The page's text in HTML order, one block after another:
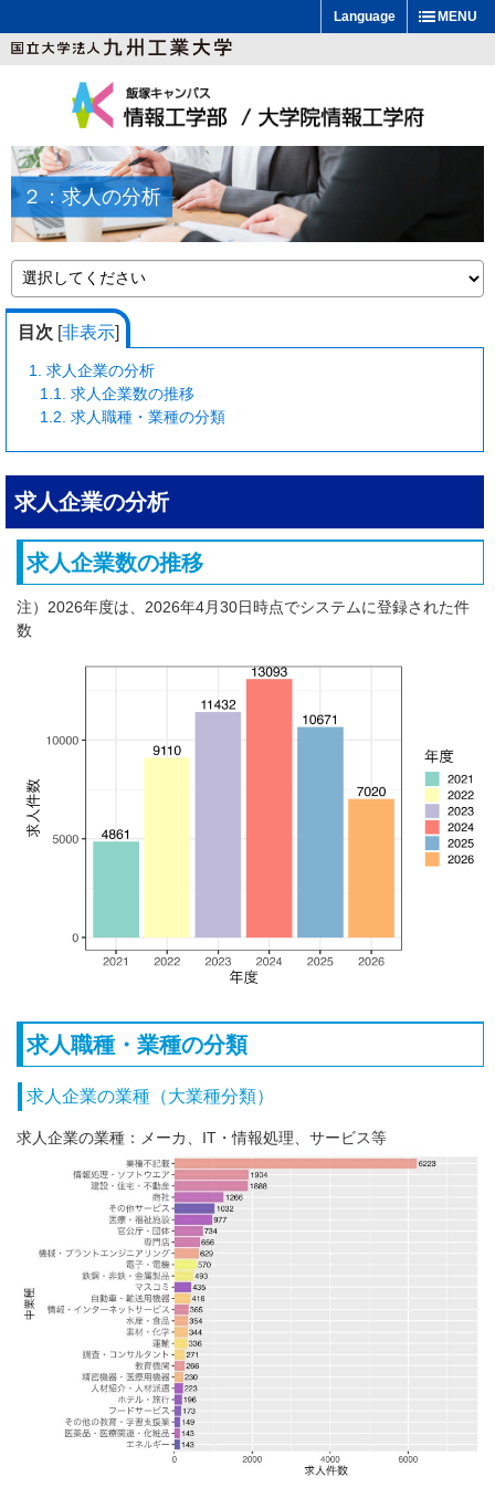
MENU
Language
２：求人の分析
目次 [非表示]
1.
求人企業の分析
1.1.
求人企業数の推移
1.2. 求人職種・業種の分類
求人企業の分析
求人企業数の推移
注）2026年度は、2026年4月30日時点でシステムに登録された件
数
求人職種・業種の分類
求人企業の業種（大業種分類）
求人企業の業種：メーカ、IT・情報処理、サービス等